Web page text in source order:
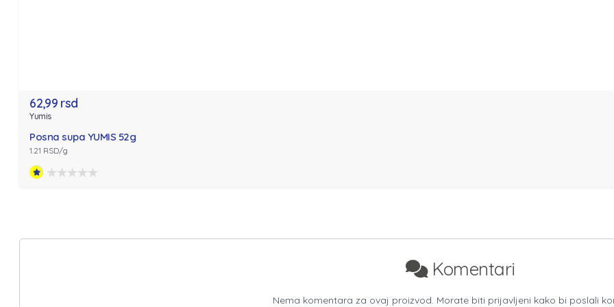
62,99 rsd
Yumis
Posna supa YUMIS 52g
1.21 RSD/g
Komentari
Nema komentara za ovaj proizvod. Morate biti prijavljeni kako bi poslali